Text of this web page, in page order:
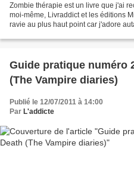
Zombie thérapie est un livre que j'ai
moi-même, Livraddict et les éditions
ravie au plus haut point car j'adore
Guide pratique numéro
(The Vampire diaries)
Publié le 12/07/2011 à 14:00
Par L'addicte